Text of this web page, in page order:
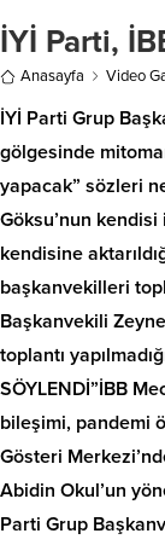
İYİ Parti,
Anasayfa Video
İYİ Parti Grup
gölgesinde
yapacak” sözleri
Göksu’nun
kendisine
başkanvekilleri
Başkanvekili
toplantı
SÖYLENDİ”İBB
bileşimi, pandemi
Gösteri
Abidin Okul’un
Parti Grup